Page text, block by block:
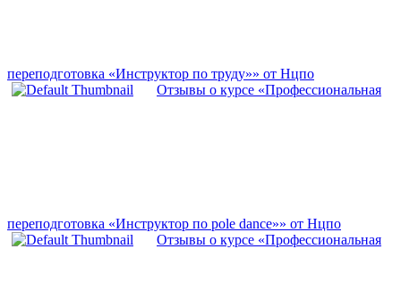
переподготовка «Инструктор по труду»» от Нцпо
Отзывы о курсе «Профессиональная
переподготовка «Инструктор по pole dance»» от Нцпо
Отзывы о курсе «Профессиональная